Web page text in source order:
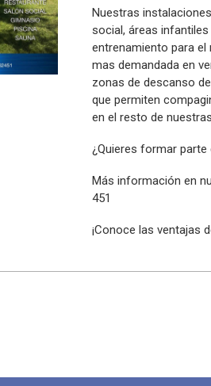
Nuestras
social, áreas
entrenamiento para
mas demandada en
zonas de descanso
que permiten
en el resto de
¿Quieres formar parte
Más información en
451
¡Conoce las ventajas